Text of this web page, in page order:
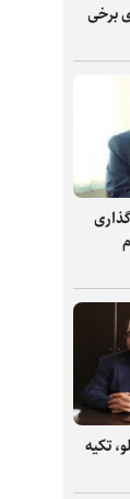
برخی
تکیه